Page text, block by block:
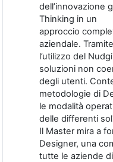
dell’innovazione
Thinking in un
approccio
aziendale.
l’utilizzo del
soluzioni non
degli utenti.
metodologie di
le modalità
delle differenti
Il Master mira a
Designer, una
tutte le aziende